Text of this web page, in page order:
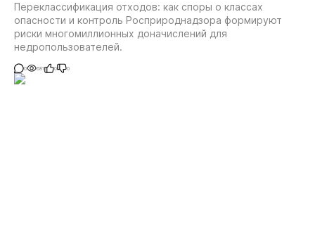
опасности
Переклассификация отходов: как споры о классах
опасности и контроль Росприроднадзора формируют
риски многомиллионных доначислений для
недропользователей.
0 681 0 0